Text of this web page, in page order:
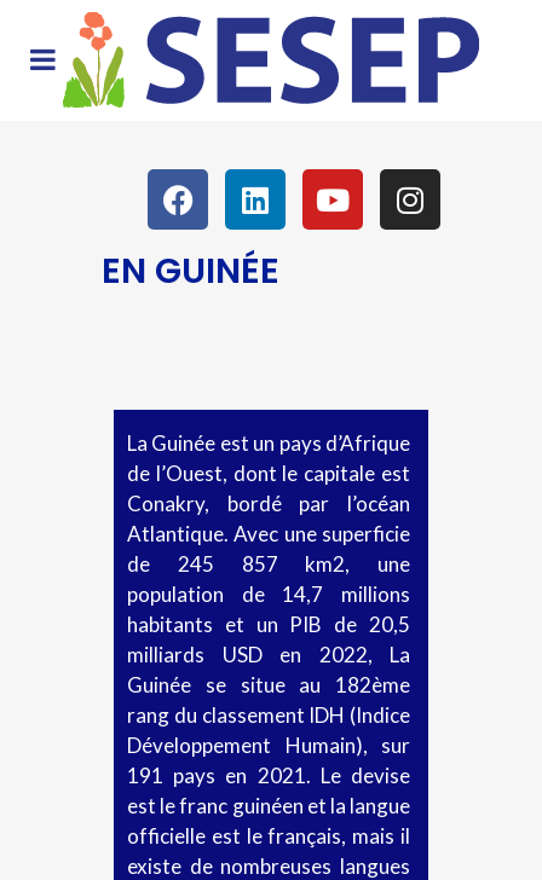
EN GUINÉE
La Guinée est un pays d’Afrique
de l’Ouest, dont le capitale est
Conakry, bordé par l’océan
Atlantique. Avec une superficie
de 245 857 km2, une
population de 14,7 millions
habitants et un PIB de 20,5
milliards USD en 2022, La
Guinée se situe au 182ème
rang du classement IDH (Indice
Développement Humain), sur
191 pays en 2021. Le devise
est le franc guinéen et la langue
officielle est le français, mais il
existe de nombreuses langues